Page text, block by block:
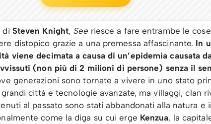
di Steven Knight, See riesce a fare entrambe le
distopico grazie a una premessa affascinante. In
viene decimata a causa di un’epidemia causata
(non più di 2 milioni di persone) senza il
generazioni sono tornate a vivere in uno stato
città e tecnologie avanzate, ma villaggi, clan
al passato sono stati abbandonati alla natura e
come la diga su cui erge Kenzua, la